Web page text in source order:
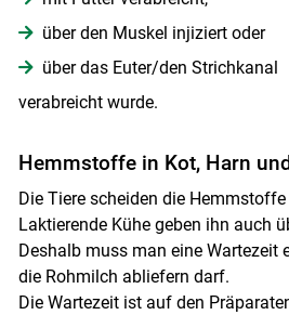
über den Muskel injiziert oder
über das Euter/den Strichkanal
verabreicht wurde.
Hemmstoffe in Kot, Harn
Die Tiere scheiden die
Laktierende Kühe geben ihn auch
Deshalb muss man eine Wartezeit
die Rohmilch abliefern darf.
Die Wartezeit ist auf den